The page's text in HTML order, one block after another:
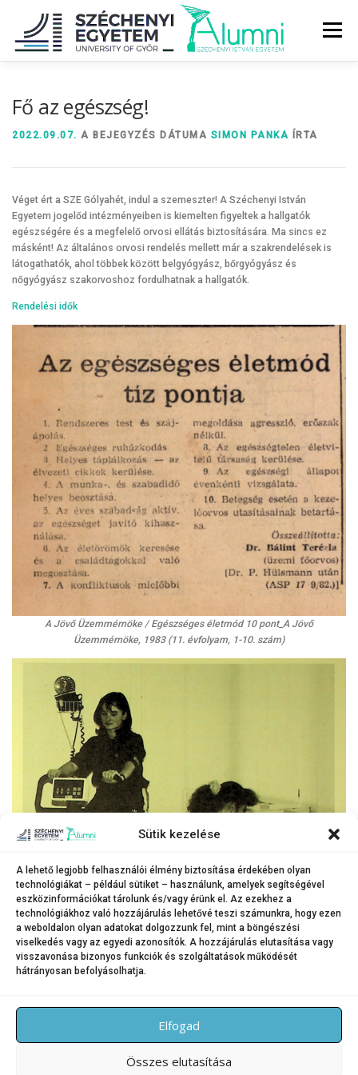
Sütik kezelése
A lehető legjobb felhasználói élmény biztosítása érdekében olyan
technológiákat – például sütiket – használunk, amelyek segítségével
eszközinformációkat tárolunk és/vagy érünk el. Az ezekhez a
technológiákhoz való hozzájárulás lehetővé teszi számunkra, hogy ezen
a weboldalon olyan adatokat dolgozzunk fel, mint a böngészési
viselkedés vagy az egyedi azonosítók. A hozzájárulás elutasítása vagy
visszavonása bizonyos funkciók és szolgáltatások működését
hátrányosan befolyásolhatja.
Elfogad
Összes elutasítása
tartalomhoz
Menü
SZOLGÁLTATÁSOK ÉVFOLYAMOK
Fő az egészség!
2022.09.07. A BEJEGYZÉS DÁTUMA SIMON PANKA ÍRTA
Véget ért a SZE Gólyahét, indul a szemeszter! A Széchenyi István
Egyetem jogelőd intézményeiben is kiemelten figyeltek a hallgatók
egészségére és a megfelelő orvosi ellátás biztosítására. Ma sincs ez
másként! Az általános orvosi rendelés mellett már a szakrendelések is
látogathatók, ahol többek között belgyógyász, bőrgyógyász és
nőgyógyász szakorvoshoz fordulhatnak a hallgatók.
Rendelési idők
A Jövő Üzemmérnöke / Egészséges életmód 10 pont_A Jövő
Üzemmérnöke, 1983 (11. évfolyam, 1-10. szám)
Győri Studium / Fitten_1997
KATEGÓRIA:BLOG